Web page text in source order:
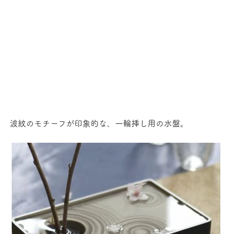
波紋のモチーフが印象的な、一輪挿し用の水盤。